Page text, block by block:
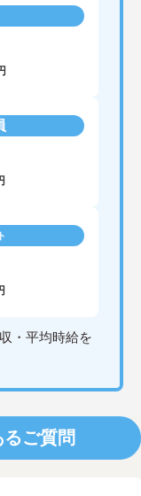
・平均時給を
ご質問